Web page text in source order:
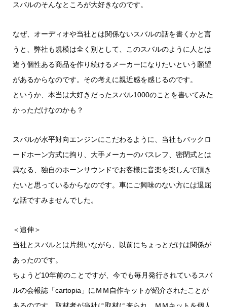
スバルのそんなところが大好きなのです。
なぜ、オーディオや当社とは関係ないスバルの話を書くかと言
うと、弊社も規模は全く別として、このスバルのように人とは
違う個性ある商品を作り続けるメーカーになりたいという願望
があるからなのです。その考えに親近感を感じるのです。
というか、本当は大好きだったスバル1000のことを書いてみた
かっただけなのかも？
スバルが水平対向エンジンにこだわるように、当社もバックロ
ードホーン方式に拘り、大手メーカーのバスレフ、密閉式とは
異なる、独自のホーンサウンドでお客様に音楽を楽しんで頂き
たいと思っているからなのです。車にご興味のない方には退屈
な話ですみませんでした。
＜追伸＞
当社とスバルとは片想いながら、以前にちょっとだけは関係が
あったのです。
ちょうど10年前のことですが、今でも毎月発行されているスバ
ルの会報誌「cartopia」にＭＭ自作キットが紹介されたことが